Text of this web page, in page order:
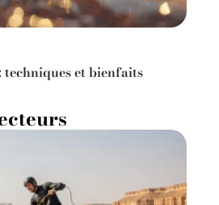
techniques et bienfaits